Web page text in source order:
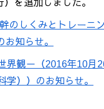
を追加しました。
のしくみとトレーニ
知らせ。
界観－（2016年10月
））のお知らせ。